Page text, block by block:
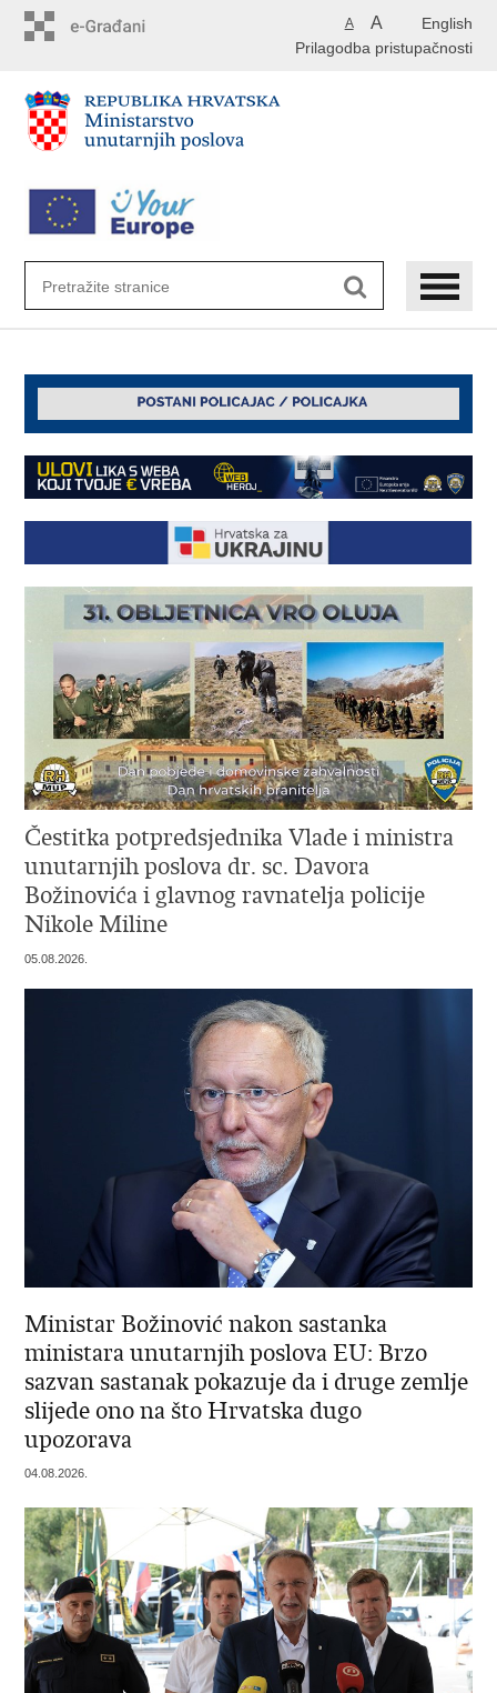
English
A A
Prilagodba pristupačnosti
Čestitka potpredsjednika Vlade i ministra
unutarnjih poslova dr. sc. Davora
Božinovića i glavnog ravnatelja policije
Nikole Miline
05.08.2026.
Ministar Božinović nakon sastanka
ministara unutarnjih poslova EU: Brzo
sazvan sastanak pokazuje da i druge zemlje
slijede ono na što Hrvatska dugo
upozorava
04.08.2026.